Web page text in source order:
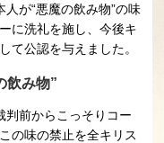
が“悪魔の飲み物”の味
に洗礼を施し、今後キ
て公認を与えました。
飲み物”
判前からこっそりコー
の味の禁止を全キリス